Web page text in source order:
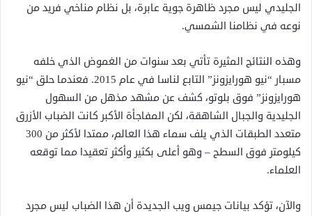
الجليدي ليس مجرد ظاهرة جوية عابرة، بل نظام مناخي فريد من
نوعه في نظامنا الشمسي.
وهذه النتائج المثيرة تأتي بعد سنوات من الغموض الذي خلفه
مسبار “نيو هورايزونز” التابع لناسا في عام 2015. فعندما حلق “نيو
هورايزونز” فوق بلوتو، كشف عن مشهد مذهل من السهول
الجليدية والجبال الشاهقة، لكن المفاجأة الأكبر كانت الضباب الأزرق
متعدد الطبقات الذي يلف سماء هذا العالم، ممتدا لأكثر من 300
كيلومتر فوق السطح – وهو أعلى بكثير وأكثر تعقيدا مما توقعه
العلماء.
والآن، تؤكد بيانات جيمس ويب الجديدة أن هذا الضباب ليس مجرد